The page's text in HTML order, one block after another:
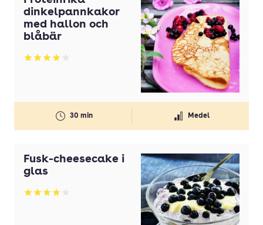
dinkelpannkakor
med hallon och
blåbär
Betyg: 3.95 av 5
30 min Medel
Fusk-cheesecake i
glas
Betyg: 3.91 av 5